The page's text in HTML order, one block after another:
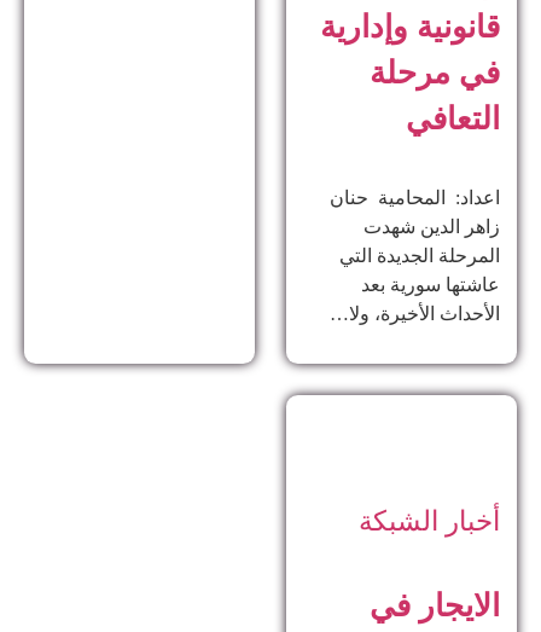
قانونية وإدارية
في مرحلة
التعافي
اعداد: المحامية حنان
زاهر الدين ​شهدت
المرحلة الجديدة التي
عاشتها سورية بعد
الأحداث الأخيرة، ولا…
أخبار الشبكة
الايجار في